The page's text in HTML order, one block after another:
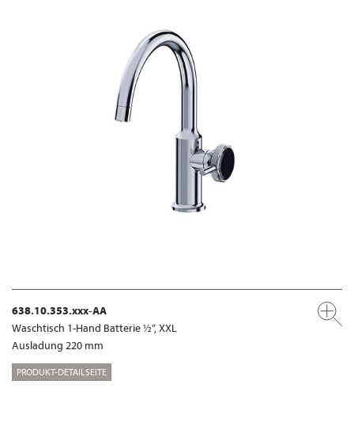
638.10.353.xxx-AA
Waschtisch 1-Hand Batterie ½“, XXL
Ausladung 220 mm
PRODUKT-DETAILSEITE